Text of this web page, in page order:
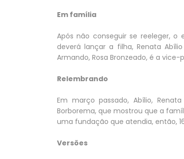
Em família
Após não conseguir se reeleger, o
deverá lançar a filha, Renata
Armando, Rosa Bronzeado, é a
Relembrando
Em março passado, Abílio,
Borborema, que mostrou que a
uma fundação que atendia, então,
Versões